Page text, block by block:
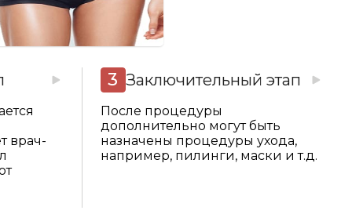
врач-
Заключительный этап
После процедуры
дополнительно могут быть
назначены процедуры ухода,
например, пилинги, маски и т.д.